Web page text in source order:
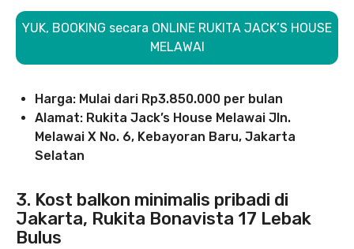
YUK, BOOKING secara ONLINE RUKITA JACK’S HOUSE
MELAWAI
Harga: Mulai dari Rp3.850.000 per bulan
Alamat: Rukita Jack’s House Melawai Jln.
Melawai X No. 6, Kebayoran Baru, Jakarta
Selatan
3. Kost balkon minimalis pribadi di
Jakarta, Rukita Bonavista 17 Lebak
Bulus